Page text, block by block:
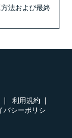
法および最終
利用規約
バシーポリシ